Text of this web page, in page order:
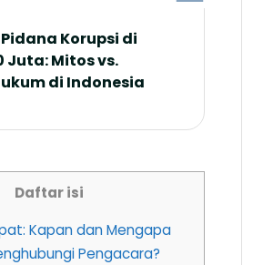
Korupsi di
Juta: Mitos vs.
di Indonesia
Daftar isi
Kapan dan Mengapa
Pengacara?